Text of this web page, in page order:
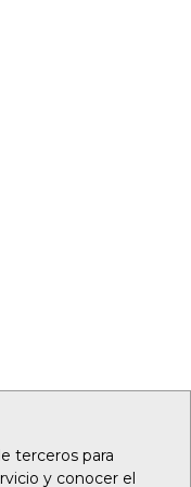
terceros para
y conocer el